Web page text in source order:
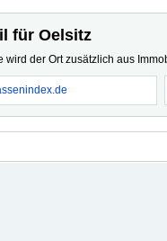
für Oelsitz
wird der Ort zusätzlich aus